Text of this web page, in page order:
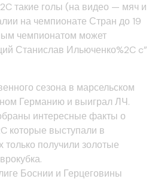
такие голы (на видео — мяч и
на чемпионате Стран до 19
чемпионатом может
Станислав Ильюченко%2C c”
сезона в марсельском
Германию и выиграл ЛЧ.
интересные факты о
которые выступали в
только получили золотые
Боснии и Герцеговины